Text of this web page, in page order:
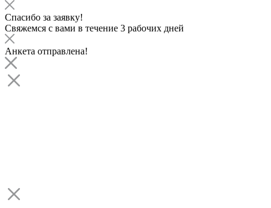
Спасибо за заявку!
Свяжемся с вами в течение 3 рабочих дней
Анкета отправлена!